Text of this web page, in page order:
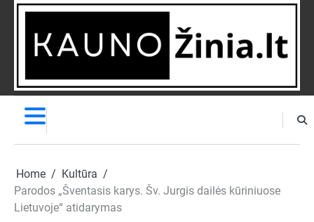
Skip
NAUJIENĄ
Home
Kultūra
Parodos „Šventasis karys. Šv. Jurgis dailės kūriniuose
Lietuvoje“ atidarymas